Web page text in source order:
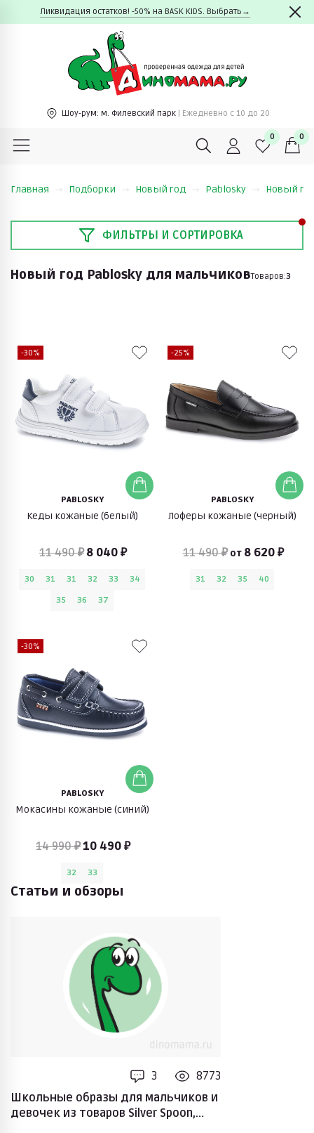
Ликвидация остатков! -50% на BASK KIDS. Выбрать→
Шоу-рум: м. Филевский парк | Ежедневно c 10 до 20
0 0
Главная Подборки Новый год Pablosky Новый
ФИЛЬТРЫ И СОРТИРОВКА
Новый год Pablosky для мальчиковТоваров:3
-30%
PABLOSKY
Кеды кожаные (белый)
11 490 ₽ 8 040 ₽
30 31 31 32 33
34
35
36 37
-25%
PABLOSKY
Лоферы кожаные (черный)
11 490 ₽ от 8 620 ₽
31 32 35 40
-30%
PABLOSKY
Мокасины кожаные (синий)
14 990 ₽10 490 ₽
32 33
Статьи и обзоры
3
8773
Школьные образы для мальчиков и
девочек из товаров Silver Spoon,